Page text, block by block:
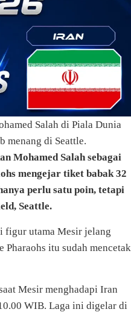
Salah di Piala Dunia
menang di Seattle.
Mohamed Salah sebagai
mengejar tiket babak 32
perlu satu poin, tetapi
Seattle.
figur utama Mesir jelang
Pharaohs itu sudah mencetak
Mesir menghadapi Iran
WIB. Laga ini digelar di